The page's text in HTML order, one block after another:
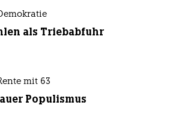
als Triebabfuhr
mit 63
Populismus